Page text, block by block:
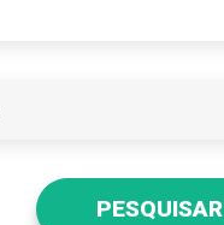
PESQUISAR